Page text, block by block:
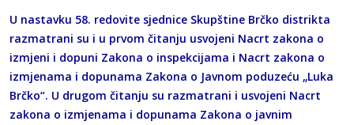
U nastavku 58. redovite sjednice Skupštine Brčko distrikta
razmatrani su i u prvom čitanju usvojeni Nacrt zakona o
izmjeni i dopuni Zakona o inspekcijama i Nacrt zakona o
izmjenama i dopunama Zakona o Javnom poduzeću „Luka
Brčko“. U drugom čitanju su razmatrani i usvojeni Nacrt
zakona o izmjenama i dopunama Zakona o javnim